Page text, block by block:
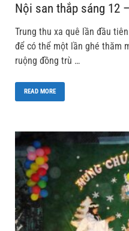
Nội san thắp sáng 12
Trung thu xa quê lần đầu
để có thể một lần ghé thăm
ruộng đồng trù …
READ MORE